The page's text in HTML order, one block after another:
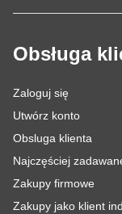
Obsługa
Zaloguj się
Utwórz konto
Obsluga klienta
Najczęściej
Zakupy firmowe
Zakupy jako klient